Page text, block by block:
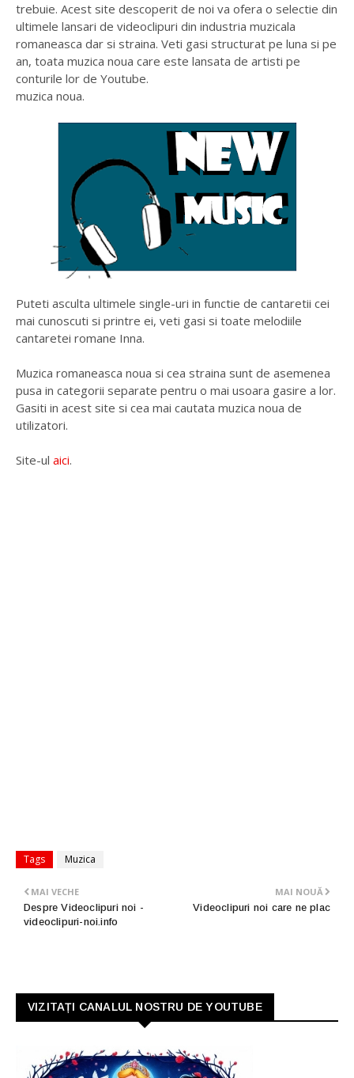
trebuie. Acest site descoperit de noi va ofera o selectie din
ultimele lansari de videoclipuri din industria muzicala
romaneasca dar si straina. Veti gasi structurat pe luna si pe
an, toata muzica noua care este lansata de artisti pe
conturile lor de Youtube.
muzica noua.
Puteti asculta ultimele single-uri in functie de cantaretii cei
mai cunoscuti si printre ei, veti gasi si toate melodiile
cantaretei romane Inna.
Muzica romaneasca noua si cea straina sunt de asemenea
pusa in categorii separate pentru o mai usoara gasire a lor.
Gasiti in acest site si cea mai cautata muzica noua de
utilizatori.
Site-ul aici.
Tags Muzica
MAI NOUĂ
Videoclipuri noi care ne plac
MAI VECHE
Despre Videoclipuri noi -
videoclipuri-noi.info
VIZITAȚI CANALUL NOSTRU DE YOUTUBE